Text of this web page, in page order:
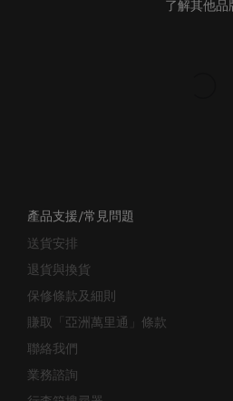
送貨安排
退貨與換貨
保修條款及細則
賺取「亞洲萬里通」條款
聯絡我們
業務諮詢
行李箱搜尋器